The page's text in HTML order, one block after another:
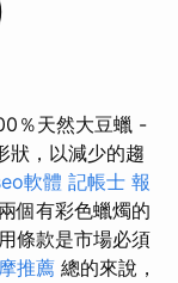
％天然大豆蠟 -
狀，以減少的趨
軟體 記帳士 報
個有彩色蠟燭的
條款是市場必須
推薦 總的來說，